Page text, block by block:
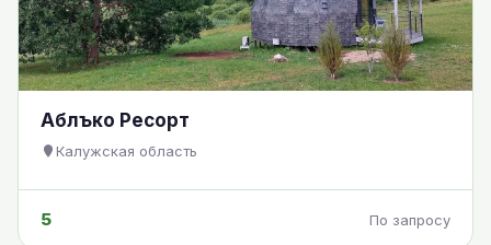
Аблъко Ресорт
Калужская область
5 По запросу